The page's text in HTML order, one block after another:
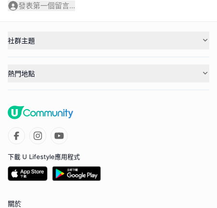
發表第一個留言...
社群主題
熱門地點
下載 U Lifestyle應用程式
關於